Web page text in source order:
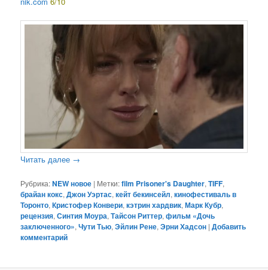
Читать далее →
Рубрика:NEW новое | Метки:film Prisoner's Daughter,TIFF,
брайан кокс,Джон Уэртас,кейт бекинсейл,кинофестиваль в
Торонто,Кристофер Конвери,кэтрин хардвик,Марк Кубр,
рецензия,Синтия Моура,Тайсон Риттер,фильм «Дочь
заключенного»,Чути Тью,Эйлин Рене,Эрни Хадсон |Добавить
комментарий